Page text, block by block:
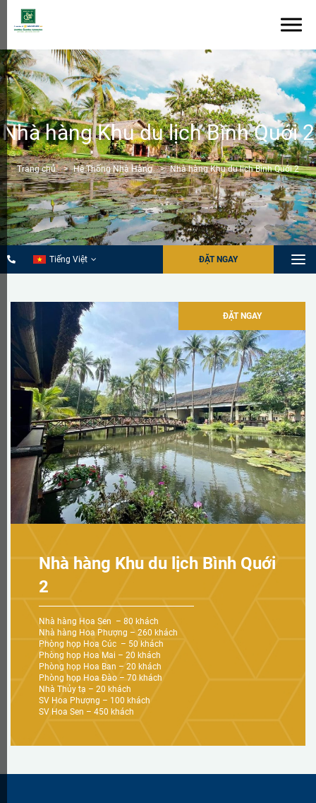
Nhà hàng Khu du lịch Bình Quới 2
Trang chủ Hệ Thống Nhà Hàng Nhà hàng Khu du lịch Bình Quới 2
Tiếng Việt ĐẶT NGAY
Nhà hàng Khu du lịch Bình Quới
2
Nhà hàng Hoa Sen – 80 khách
Nhà hàng Hoa Phượng – 260 khách
Phòng họp Hoa Cúc – 50 khách
Phòng họp Hoa Mai – 20 khách
Phòng họp Hoa Ban – 20 khách
Phòng họp Hoa Đào – 70 khách
Nhà Thủy tạ – 20 khách
SV Hoa Phượng – 100 khách
SV Hoa Sen – 450 khách
ĐẶT NGAY